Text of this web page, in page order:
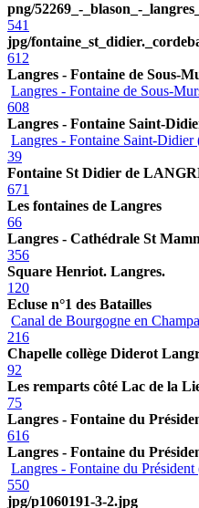
png/52269_-_blason_-
541
jpg/
612
Langres - Fontaine de Sous-
Langres - Fontaine de Sous-
608
Langres - Fontaine Saint-
Langres - Fontaine Saint-Didier
39
Fontaine St Didier de
671
Les fontaines de Langres
66
Langres - Cathédrale St
356
Square Henriot. Langres.
120
Ecluse n°1 des Batailles
Canal de Bourgogne en
216
Chapelle collège Diderot
92
Les remparts côté Lac de la
75
Langres - Fontaine du
616
Langres - Fontaine du
Langres - Fontaine du Président
550
jpg/p1060191-3-2.jpg